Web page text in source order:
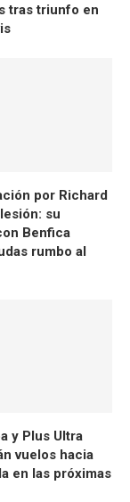
tras triunfo en
por Richard
su
Benfica
rumbo al
y Plus Ultra
vuelos hacia
en las próximas